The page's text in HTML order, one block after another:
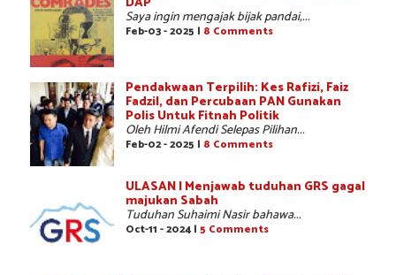
Saya ingin mengajak bijak pandai,...
Feb-03 - 2025 | 8 Comments
Pendakwaan Terpilih: Kes Rafizi, Faiz
Fadzil, dan Percubaan PAN Gunakan
Polis Untuk Fitnah Politik
Oleh Hilmi Afendi Selepas Pilihan...
Feb-02 - 2025 | 8 Comments
ULASAN | Menjawab tuduhan GRS gagal
majukan Sabah
Tuduhan Suhaimi Nasir bahawa...
Oct-11 - 2024 | 5 Comments